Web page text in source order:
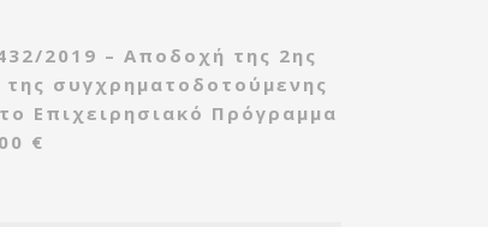
ανοιχτής
2019 – Αποδοχή της 2ης
συγχρηματοδοτούμενης
Επιχειρησιακό Πρόγραμμα
€